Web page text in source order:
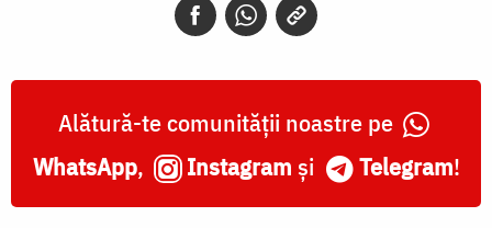
Alătură-te comunității noastre pe
WhatsApp, Instagram și Telegram!